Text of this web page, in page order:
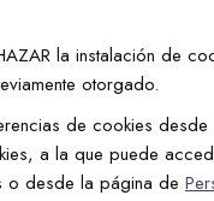
la instalación de
otorgado.
de cookies desde
a la que puede
o desde la página de